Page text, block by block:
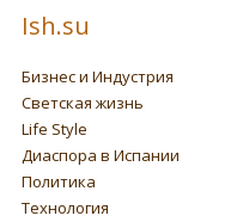
Ish.su
Бизнес и Индустрия
Светская жизнь
Life Style
Диаспора в Испании
Политика
Технология